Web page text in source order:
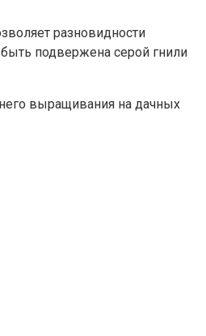
разновидности
подвержена серой гнили
выращивания на дачных